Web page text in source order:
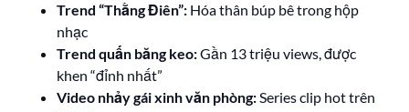
Trend “Thằng Điên”: Hóa thân búp bê trong hộp
nhạc
Trend quấn băng keo:Gần 13 triệu views, được
khen “đỉnh nhất”
Video nhảy gái xinh văn phòng:Series clip hot trên